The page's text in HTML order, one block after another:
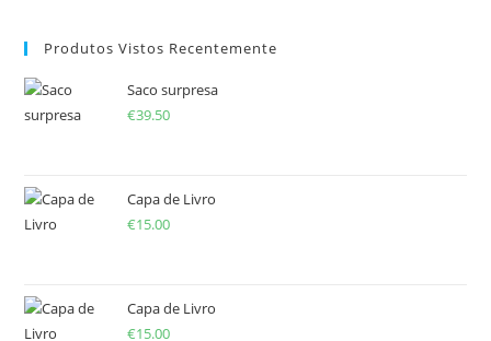
Produtos Vistos Recentemente
Saco surpresa
€39.50
Capa de Livro
€15.00
Capa de Livro
€15.00